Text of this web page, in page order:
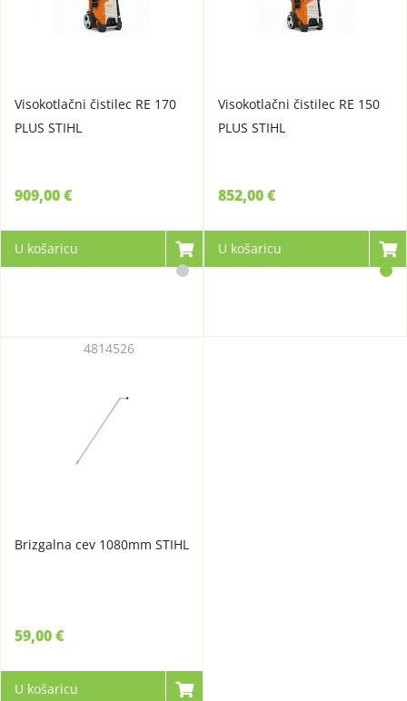
Visokotlačni čistilec RE 170
PLUS STIHL
909,00 €
U košaricu
Visokotlačni čistilec RE 150
PLUS STIHL
852,00 €
U košaricu
Brizgalna cev 1080mm STIHL
4814526
59,00 €
U košaricu